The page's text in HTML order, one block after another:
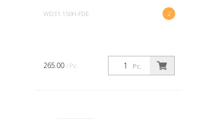
2
WD31.150H-FDE
Pc.
265.00 / Pc.